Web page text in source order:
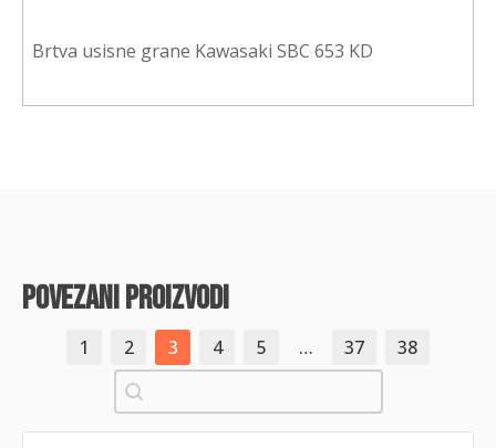
Brtva usisne grane Kawasaki SBC 653 KD
povezani proizvodi
1 2 3 4 5 … 37
38
Pretraži